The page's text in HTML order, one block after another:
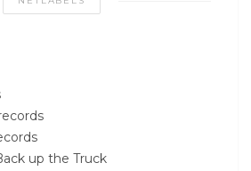
up the Truck